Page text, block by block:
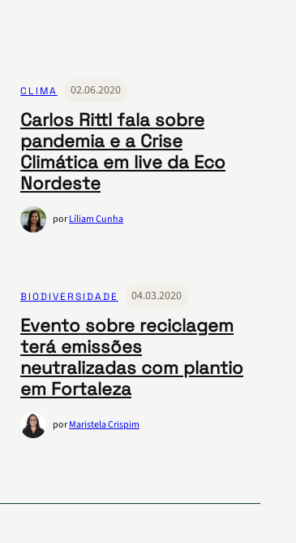
CLIMA 02.06.2020
Carlos Rittl fala sobre
pandemia e a Crise
Climática em live da Eco
Nordeste
porLíliam Cunha
BIODIVERSIDADE 04.03.2020
Evento sobre reciclagem
terá emissões
neutralizadas com plantio
em Fortaleza
porMaristela Crispim